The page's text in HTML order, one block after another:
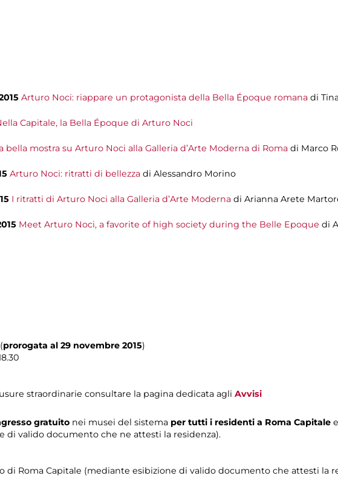
Arturo Noci: riappare un protagonista della Bella Époque romana di
Capitale, la Bella Époque di Arturo Noci
bella mostra su Arturo Noci alla Galleria d’Arte Moderna di Roma di Marco
Arturo Noci: ritratti di bellezza di Alessandro Morino
I ritratti di Arturo Noci alla Galleria d’Arte Moderna di Arianna Arete
Meet Arturo Noci, a favorite of high society during the Belle Epoque di
prorogata al 29 novembre 2015)
straordinarie consultare la pagina dedicata agli Avvisi
gratuito nei musei del sistema per tutti i residenti a Roma Capitale e
di valido documento che ne attesti la residenza).
Roma Capitale (mediante esibizione di valido documento che attesti la